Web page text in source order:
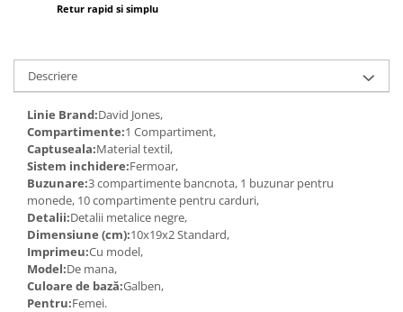
Retur rapid si simplu
Descriere
Linie Brand:David Jones,
Compartimente:1 Compartiment,
Captuseala:Material textil,
Sistem inchidere:Fermoar,
Buzunare:3 compartimente bancnota, 1 buzunar pentru
monede, 10 compartimente pentru carduri,
Detalii:Detalii metalice negre,
Dimensiune (cm):10x19x2 Standard,
Imprimeu:Cu model,
Model:De mana,
Culoare de bază:Galben,
Pentru:Femei.